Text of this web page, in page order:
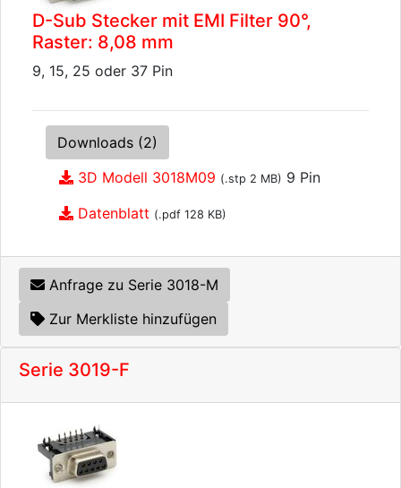
D-Sub Stecker mit EMI Filter 90°,
Raster: 8,08 mm
9, 15, 25 oder 37 Pin
Downloads (2)
3D Modell 3018M09 (.stp 2 MB) 9 Pin
Datenblatt (.pdf 128 KB)
Anfrage zu Serie 3018-M
Zur Merkliste hinzufügen
Serie 3019-F